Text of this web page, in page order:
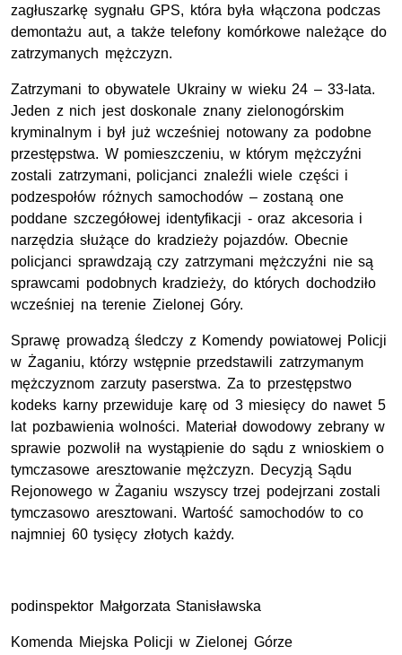
zagłuszarkę sygnału GPS, która była włączona podczas
demontażu aut, a także telefony komórkowe należące do
zatrzymanych mężczyzn.
Zatrzymani to obywatele Ukrainy w wieku 24 – 33-lata.
Jeden z nich jest doskonale znany zielonogórskim
kryminalnym i był już wcześniej notowany za podobne
przestępstwa. W pomieszczeniu, w którym mężczyźni
zostali zatrzymani, policjanci znaleźli wiele części i
podzespołów różnych samochodów – zostaną one
poddane szczegółowej identyfikacji - oraz akcesoria i
narzędzia służące do kradzieży pojazdów. Obecnie
policjanci sprawdzają czy zatrzymani mężczyźni nie są
sprawcami podobnych kradzieży, do których dochodziło
wcześniej na terenie Zielonej Góry.
Sprawę prowadzą śledczy z Komendy powiatowej Policji
w Żaganiu, którzy wstępnie przedstawili zatrzymanym
mężczyznom zarzuty paserstwa. Za to przestępstwo
kodeks karny przewiduje karę od 3 miesięcy do nawet 5
lat pozbawienia wolności. Materiał dowodowy zebrany w
sprawie pozwolił na wystąpienie do sądu z wnioskiem o
tymczasowe aresztowanie mężczyzn. Decyzją Sądu
Rejonowego w Żaganiu wszyscy trzej podejrzani zostali
tymczasowo aresztowani. Wartość samochodów to co
najmniej 60 tysięcy złotych każdy.
podinspektor Małgorzata Stanisławska
Komenda Miejska Policji w Zielonej Górze